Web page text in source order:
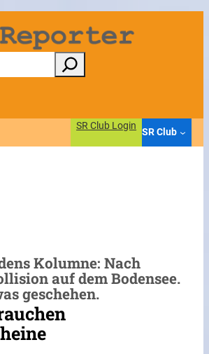
SR Club Login
SR Club
Kolumne: Nach
auf dem Bodensee.
geschehen.